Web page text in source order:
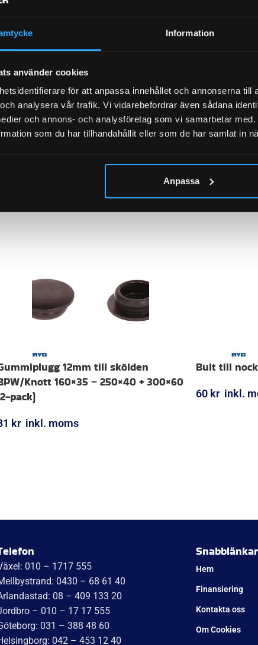
Information
använder cookies
för att anpassa innehållet och annonserna till
analysera vår trafik. Vi vidarebefordrar även sådana
och annons- och analysföretag som vi samarbetar
som du har tillhandahållit eller som de har samlat in
Anpassa
FABRIKAT / PASSAR TILL
WEIGHT
KATEGORI:
12mm till skölden
Knott 160×35 – 250×40 + 300×60
pack)
kr inkl. moms
Bult till
60 kr inkl.
010 – 1717 555
0430 – 68 61 40
08 – 409 133 20
– 010 – 17 17 555
031 – 388 48 60
042 – 453 12 40
Snabblänkar
Hem
Finansiering
Kontakta oss
Om Cookies